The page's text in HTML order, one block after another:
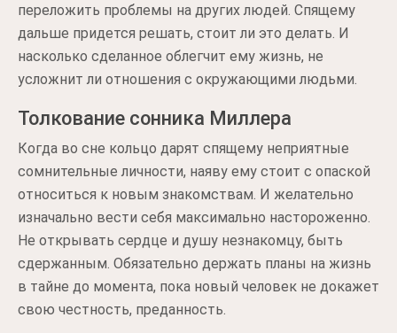
переложить проблемы на других людей. Спящему
дальше придется решать, стоит ли это делать. И
насколько сделанное облегчит ему жизнь, не
усложнит ли отношения с окружающими людьми.
Толкование сонника Миллера
Когда во сне кольцо дарят спящему неприятные
сомнительные личности, наяву ему стоит с опаской
относиться к новым знакомствам. И желательно
изначально вести себя максимально настороженно.
Не открывать сердце и душу незнакомцу, быть
сдержанным. Обязательно держать планы на жизнь
в тайне до момента, пока новый человек не докажет
свою честность, преданность.